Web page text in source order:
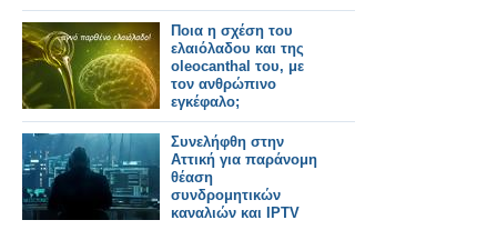
Ποια η σχέση του
ελαιόλαδου και της
oleocanthal του, με
τον ανθρώπινο
εγκέφαλο;
Συνελήφθη στην
Αττική για παράνομη
θέαση
συνδρομητικών
καναλιών και IPTV